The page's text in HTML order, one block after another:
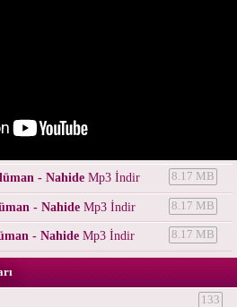
- Nahide Mp3 İndir 8.17 MB
- NahideMp3 İndir 8.17 MB
- Nahide Mp3 İndir 8.17 MB
133